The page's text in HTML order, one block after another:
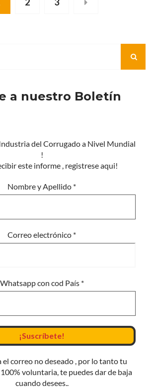
a nuestro Boletín
del Corrugado a Nivel Mundial
!
este informe , registrese aqui!
Nombre y Apellido *
Correo electrónico *
Whatsapp con cod País *
el correo no deseado , por lo tanto tu
voluntaria, te puedes dar de baja
cuando desees..